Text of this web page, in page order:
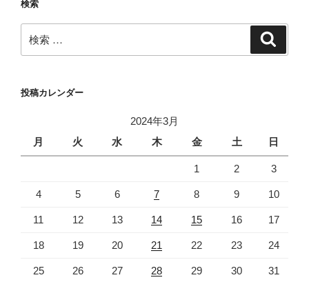
ン
検索
索:
投稿カレンダー
2024年3月
月
火 水 木 金 土 日
1 2 3
4 5 6 7 8 9 10
11 12 13 14 15 16 17
18 19 20 21 22 23 24
25 26 27 28 29 30 31